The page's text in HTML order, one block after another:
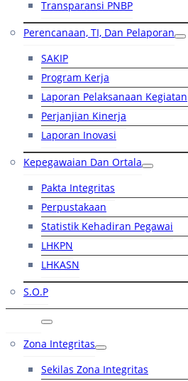
Transparansi PNBP
Perencanaan, TI, Dan Pelaporan
SAKIP
Program Kerja
Laporan Pelaksanaan Kegiatan
Perjanjian Kinerja
Laporan Inovasi
Kepegawaian Dan Ortala
Pakta Integritas
Perpustakaan
Statistik Kehadiran Pegawai
LHKPN
LHKASN
S.O.P
Zona Integritas
Sekilas Zona Integritas